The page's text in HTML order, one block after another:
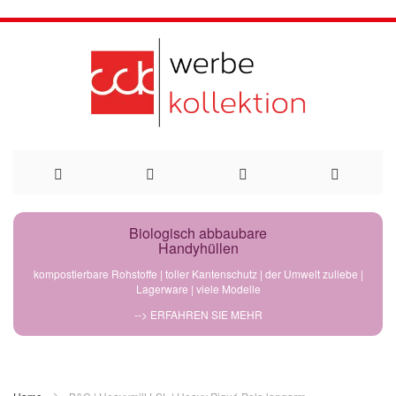
Direkt
Biologisch abbaubare
Handyhüllen
kompostierbare Rohstoffe | toller Kantenschutz | der Umwelt zuliebe |
Lagerware | viele Modelle
--> ERFAHREN SIE MEHR